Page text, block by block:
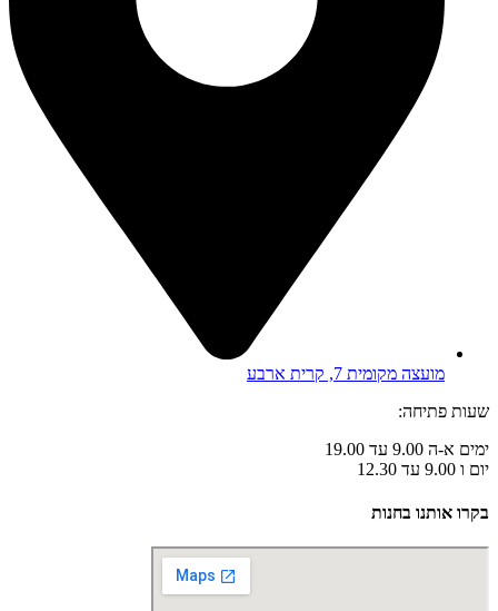
מועצה מקומית 7, קרית ארבע
שעות פתיחה:
ימים א-ה 9.00 עד 19.00
יום ו 9.00 עד 12.30
בקרו אותנו בחנות